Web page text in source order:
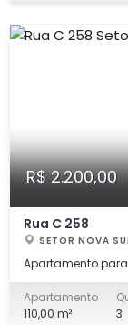
R$ 2.200,00
Rua C 258
SETOR NOVA
Apartamento
com armários
Possui sala
Apartamento
110,00 m²
3